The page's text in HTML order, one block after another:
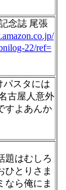
念誌 尾張
22/ref=
パスタには
古屋人意外
すよあんか
題はむしろ
ひとりさま
なら俺にま